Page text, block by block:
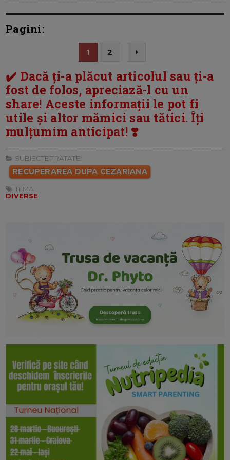
Pagini:
1 2
✔️ Dacă ți-a plăcut articolul sau ți-a
fost de folos, apreciază-l cu un
share! Aceste informații le pot fi
utile și altor mămici sau tătici. Îți
mulțumim anticipat! ❣️
SUBIECTE TRATATE:
RECUPERAREA DUPA CEZARIANA
TEMA:
DIVERSE